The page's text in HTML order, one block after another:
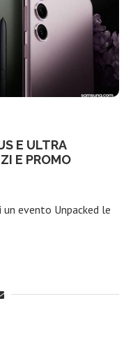
E ULTRA
E PROMO
evento Unpacked le